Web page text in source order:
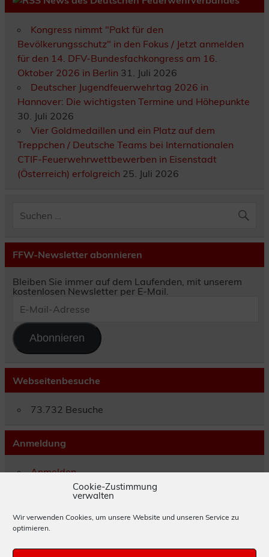
Cookie-Zustimmung
verwalten
Wir verwenden Cookies, um unsere Website und unseren Service zu
optimieren.
Kongress nimmt "Pakt für den
Bevölkerungsschutz" in den Fokus / Jetzt anmelden
für den 14. DFV-Bundesfachkongress am 16.
Oktober 2026 in Berlin 31. Juli 2026
Deutscher Jugendfeuerwehrtag 2026 in
Hannover: Die wichtigsten Termine und Höhepunkte
30. Juli 2026
Vier Goldmedaillen und ein Platz auf dem
Treppchen / Deutsche Teams bei Internationalen
CTIF-Feuerwehrwettbewerben in Eisenstadt
(Österreich) erfolgreich 25. Juli 2026
FFW-Newsletter abonnieren
Bleiben Sie immer auf dem Laufenden, mit unserem
kostenlosen Newsletter per E-Mail.
Mail-
Abonnieren
Webseitenbesuche
73.732 Besuche
Anmeldung
Anmelden
Eintrags-Feed
Kommentar-Feed
WordPress.org
Impressum